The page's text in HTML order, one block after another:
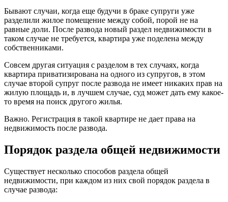
Бывают случаи, когда еще будучи в браке супруги уже
разделили жилое помещение между собой, порой не на
равные доли. После развода новый раздел недвижимости в
таком случае не требуется, квартира уже поделена между
собственниками.
Совсем другая ситуация с разделом в тех случаях, когда
квартира приватизирована на одного из супругов, в этом
случае второй супруг после развода не имеет никаких прав на
жилую площадь и, в лучшем случае, суд может дать ему какое-
то время на поиск другого жилья.
Важно. Регистрация в такой квартире не дает права на
недвижимость после развода.
Порядок раздела общей недвижимости
Существует несколько способов раздела общей
недвижимости, при каждом из них свой порядок раздела в
случае развода: